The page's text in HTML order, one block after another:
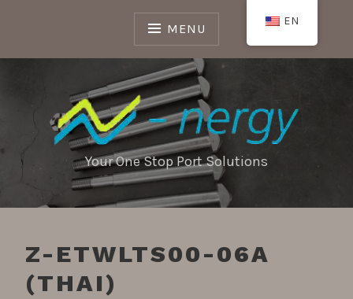
MENU
Your One Stop Port Solutions
Z-ETWLTS00-06A
(THAI)
EN